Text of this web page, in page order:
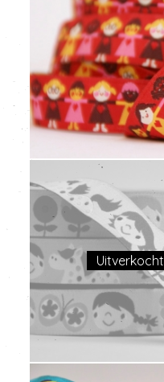
Uitverkocht